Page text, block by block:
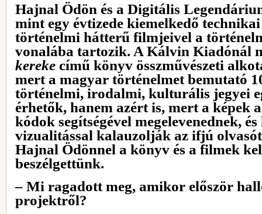
Hajnal Ödön és a Digitális
mint egy évtizede kiemelkedő
történelmi hátterű filmjeivel a
vonalába tartozik. A Kálvin Kiadónál
kereke című könyv összművészeti
mert a magyar történelmet bemutató
történelmi, irodalmi, kulturális jegyei
érhetők, hanem azért is, mert a képek
kódok segítségével megelevenednek,
vizualitással kalauzolják az ifjú
Hajnal Ödönnel a könyv és a filmek
beszélgettünk.
– Mi ragadott meg, amikor először
projektről?